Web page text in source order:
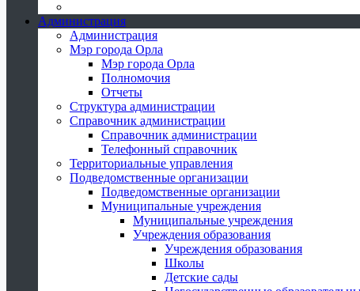
Администрация
Администрация
Мэр города Орла
Мэр города Орла
Полномочия
Отчеты
Структура администрации
Справочник администрации
Справочник администрации
Телефонный справочник
Территориальные управления
Подведомственные организации
Подведомственные организации
Муниципальные учреждения
Муниципальные учреждения
Учреждения образования
Учреждения образования
Школы
Детские сады